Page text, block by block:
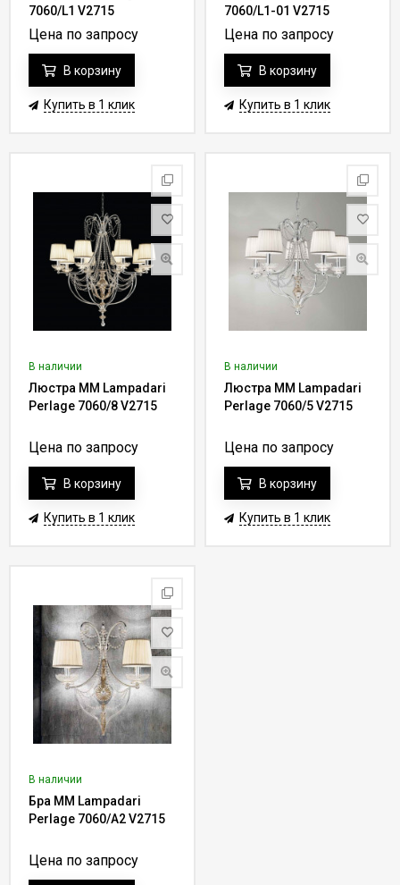
7060/L1 V2715
Цена по запросу
В корзину
Купить в 1 клик
7060/L1-01 V2715
Цена по запросу
В корзину
Купить в 1 клик
В наличии
Люстра MM Lampadari
Perlage 7060/8 V2715
Цена по запросу
В корзину
Купить в 1 клик
В наличии
Люстра MM Lampadari
Perlage 7060/5 V2715
Цена по запросу
В корзину
Купить в 1 клик
В наличии
Бра MM Lampadari
Perlage 7060/A2 V2715
Цена по запросу